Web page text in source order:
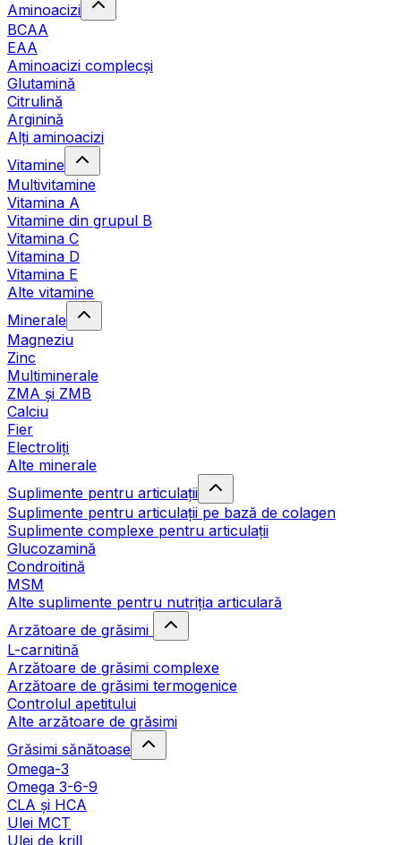
Aminoacizi
BCAA
EAA
Aminoacizi complecși
Glutamină
Citrulină
Arginină
Alți aminoacizi
Vitamine
Multivitamine
Vitamina A
Vitamine din grupul B
Vitamina C
Vitamina D
Vitamina E
Alte vitamine
Minerale
Magneziu
Zinc
Multiminerale
ZMA și ZMB
Calciu
Fier
Electroliți
Alte minerale
Suplimente pentru articulații
Suplimente pentru articulații pe bază de colagen
Suplimente complexe pentru articulații
Glucozamină
Condroitină
MSM
Alte suplimente pentru nutriția articulară
Arzătoare de grăsimi
L-carnitină
Arzătoare de grăsimi complexe
Arzătoare de grăsimi termogenice
Controlul apetitului
Alte arzătoare de grăsimi
Grăsimi sănătoase
Omega-3
Omega 3-6-9
CLA şi HCA
Ulei MCT
Ulei de krill